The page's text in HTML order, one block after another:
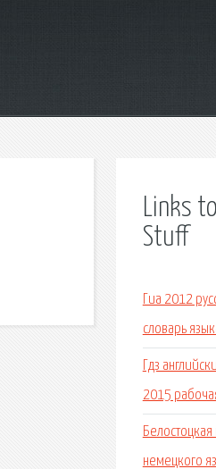
Links
Stuff
Гиа 2012
словарь
Гдз
2015
немецкого